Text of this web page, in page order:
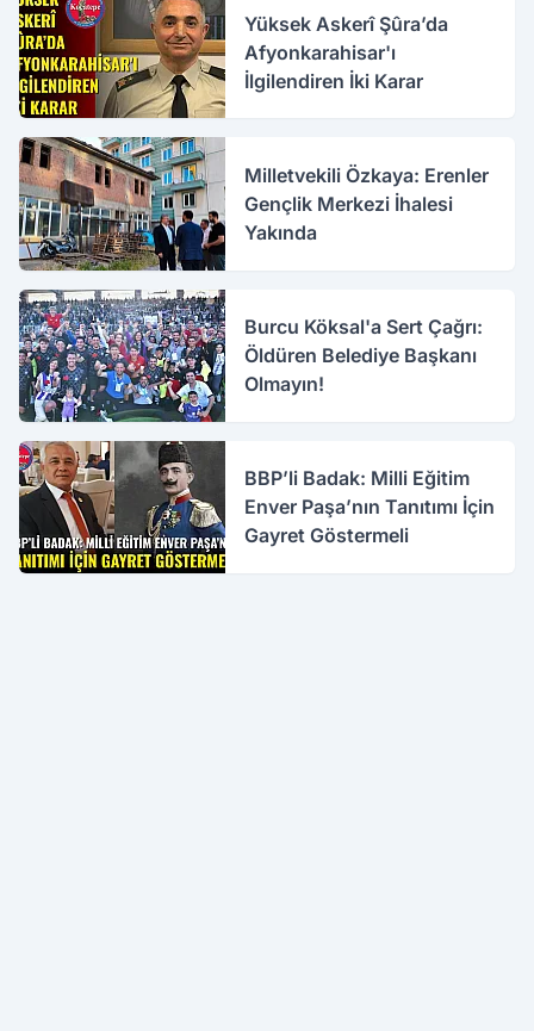
Yüksek Askerî Şûra’da
Afyonkarahisar'ı
İlgilendiren İki Karar
Milletvekili Özkaya: Erenler
Gençlik Merkezi İhalesi
Yakında
Burcu Köksal'a Sert Çağrı:
Öldüren Belediye Başkanı
Olmayın!
BBP’li Badak: Milli Eğitim
Enver Paşa’nın Tanıtımı İçin
Gayret Göstermeli